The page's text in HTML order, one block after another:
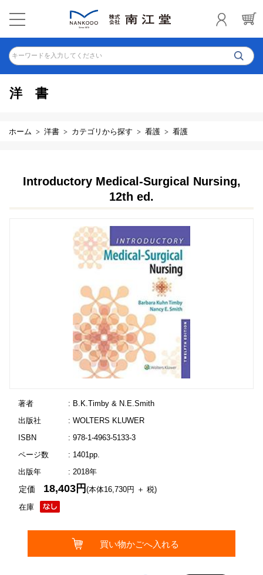
キーワードを入力してください
洋書
ホーム 洋書 カテゴリから探す 看護 看護
Introductory Medical-Surgical Nursing,
12th ed.
著者
: B.K.Timby & N.E.Smith
出版社
: WOLTERS KLUWER
ISBN
: 978-1-4963-5133-3
ページ数
: 1401pp.
出版年
: 2018年
在庫
定価 18,403円(本体16,730円 ＋ 税)